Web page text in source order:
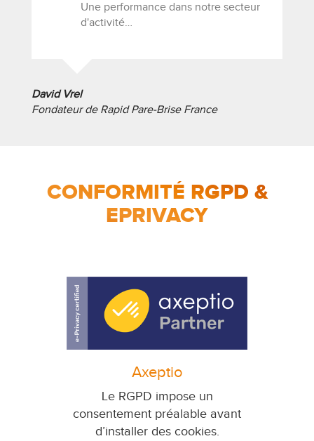
Une performance dans notre secteur
d'activité
David Vrel
Fondateur de Rapid Pare-Brise France
CONFORMITÉ RGPD &
EPRIVACY
Axeptio
Le RGPD impose un
consentement préalable avant
d’installer des cookies.